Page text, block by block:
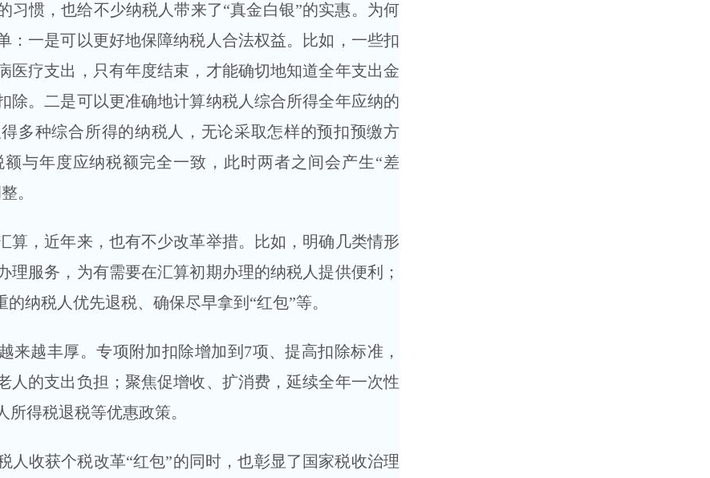
习惯，也给不少纳税人带来了“真金白银”的实惠。为何
：一是可以更好地保障纳税人合法权益。比如，一些扣
医疗支出，只有年度结束，才能确切地知道全年支出金
除。二是可以更准确地计算纳税人综合所得全年应纳的
多种综合所得的纳税人，无论采取怎样的预扣预缴方
与年度应纳税额完全一致，此时两者之间会产生“差
。
，近年来，也有不少改革举措。比如，明确几类情形
理服务，为有需要在汇算初期办理的纳税人提供便利；
纳税人优先退税、确保尽早拿到“红包”等。
越丰厚。专项附加扣除增加到7项、提高扣除标准，
人的支出负担；聚焦促增收、扩消费，延续全年一次性
得税退税等优惠政策。
收获个税改革“红包”的同时，也彰显了国家税收治理